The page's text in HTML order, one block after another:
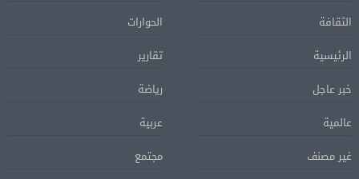
الثقافة
الحوارات
الرئيسية
تقارير
خبر عاجل
رياضة
عالمية
عربية
غير مصنف
مجتمع